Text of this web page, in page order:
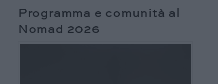
Programma e comunità al
Nomad 2026